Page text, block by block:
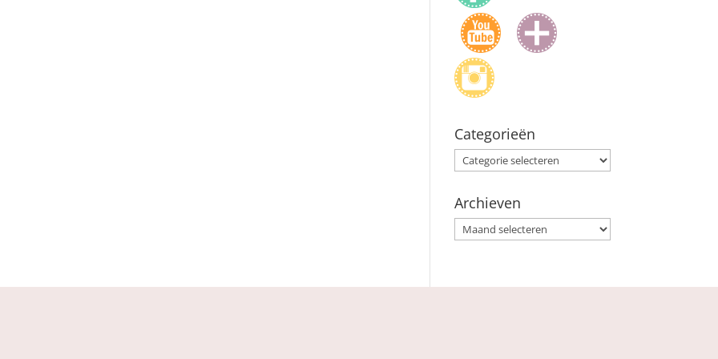
Categorieën
Categorieën
Archieven
Archieven